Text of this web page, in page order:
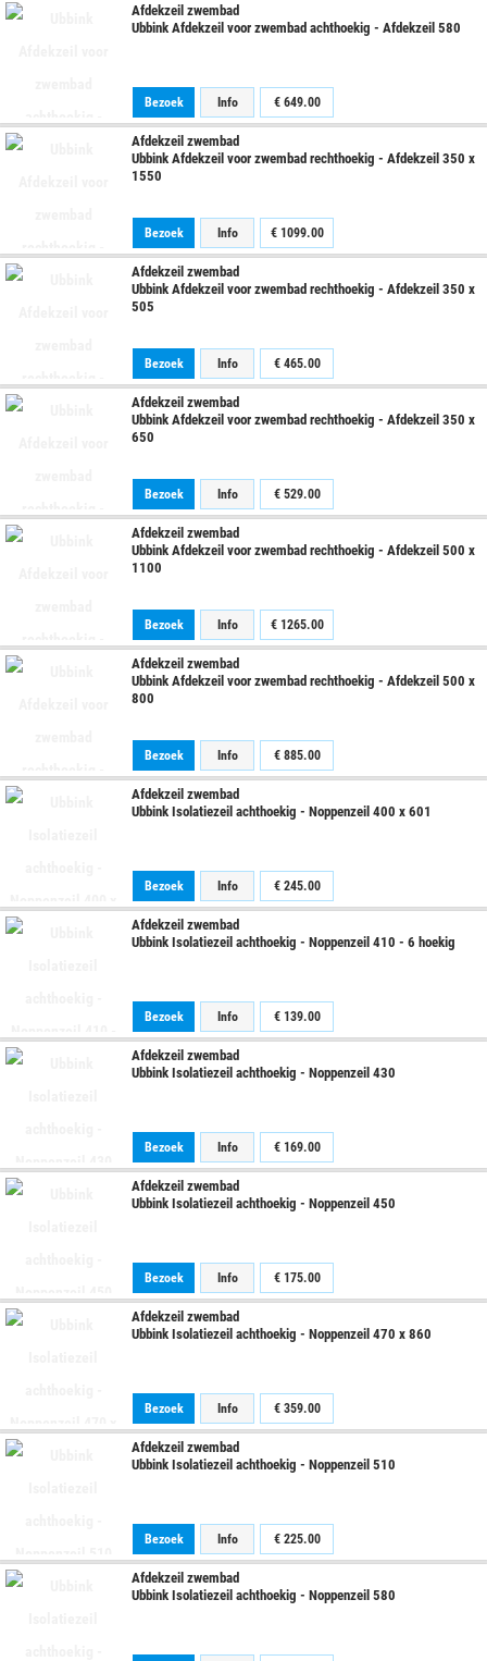
Afdekzeil zwembad
Ubbink Afdekzeil voor zwembad achthoekig - Afdekzeil 580
Bezoek Info € 649.00
Afdekzeil zwembad
Ubbink Afdekzeil voor zwembad rechthoekig - Afdekzeil 350 x
1550
Bezoek Info € 1099.00
Afdekzeil zwembad
Ubbink Afdekzeil voor zwembad rechthoekig - Afdekzeil 350 x
505
Bezoek Info € 465.00
Afdekzeil zwembad
Ubbink Afdekzeil voor zwembad rechthoekig - Afdekzeil 350 x
650
Bezoek Info € 529.00
Afdekzeil zwembad
Ubbink Afdekzeil voor zwembad rechthoekig - Afdekzeil 500 x
1100
Bezoek Info € 1265.00
Afdekzeil zwembad
Ubbink Afdekzeil voor zwembad rechthoekig - Afdekzeil 500 x
800
Bezoek Info € 885.00
Afdekzeil zwembad
Ubbink Isolatiezeil achthoekig - Noppenzeil 400 x 601
Bezoek Info € 245.00
Afdekzeil zwembad
Ubbink Isolatiezeil achthoekig - Noppenzeil 410 - 6 hoekig
Bezoek Info € 139.00
Afdekzeil zwembad
Ubbink Isolatiezeil achthoekig - Noppenzeil 430
Bezoek Info € 169.00
Afdekzeil zwembad
Ubbink Isolatiezeil achthoekig - Noppenzeil 450
Bezoek Info € 175.00
Afdekzeil zwembad
Ubbink Isolatiezeil achthoekig - Noppenzeil 470 x 860
Bezoek Info € 359.00
Afdekzeil zwembad
Ubbink Isolatiezeil achthoekig - Noppenzeil 510
Bezoek Info € 225.00
Afdekzeil zwembad
Ubbink Isolatiezeil achthoekig - Noppenzeil 580